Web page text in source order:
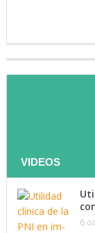
Tenemos como
nuestra lista y
VIDEOS
6